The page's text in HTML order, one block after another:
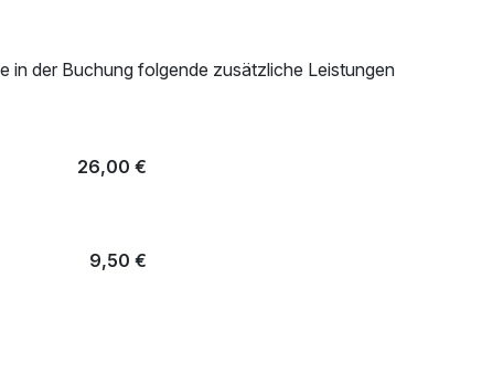
in der Buchung folgende zusätzliche Leistungen
26,00 €
9,50 €